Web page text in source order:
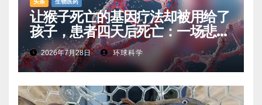
头条 生物医药
让猴子死亡的基因疗法却被用给了
孩子，患者四天后死亡：一场悲剧
如何让基因治疗领域停滞十年
2026年7月28日 环球科学